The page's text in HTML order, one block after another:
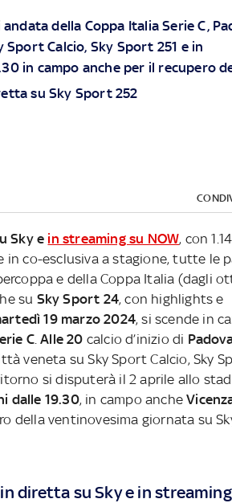
della Coppa Italia Serie C,
Sport Calcio, Sky Sport 251 e in
in campo anche per il recupero
su Sky Sport 252
Sky e in streaming su NOW, con
co-esclusiva a stagione, tutte le
e della Coppa Italia (dagli
su Sky Sport 24, con highlights e
19 marzo 2024, si scende in
C.Alle 20 calcio d’inizio di
veneta su Sky Sport Calcio, Sky
si disputerà il 2 aprile allo
dalle 19.30, in campo anche
della ventinovesima giornata su
diretta su Sky e in